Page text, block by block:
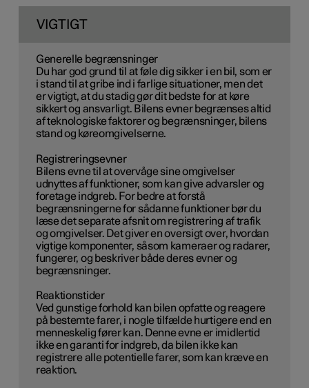
VIGTIGT
Generelle begrænsninger
Du har god grund til at føle dig sikker i en bil, som er
i stand til at gribe ind i farlige situationer, men det
er vigtigt, at du stadig gør dit bedste for at køre
sikkert og ansvarligt. Bilens evner begrænses altid
af teknologiske faktorer og begrænsninger, bilens
stand og køreomgivelserne.
Registreringsevner
Bilens evne til at overvåge sine omgivelser
udnyttes af funktioner, som kan give advarsler og
foretage indgreb. For bedre at forstå
begrænsningerne for sådanne funktioner bør du
læse det separate afsnit om registrering af trafik
og omgivelser. Det giver en oversigt over, hvordan
vigtige komponenter, såsom kameraer og radarer,
fungerer, og beskriver både deres evner og
begrænsninger.
Reaktionstider
Ved gunstige forhold kan bilen opfatte og reagere
på bestemte farer, i nogle tilfælde hurtigere end en
menneskelig fører kan. Denne evne er imidlertid
ikke en garanti for indgreb, da bilen ikke kan
registrere alle potentielle farer, som kan kræve en
reaktion.